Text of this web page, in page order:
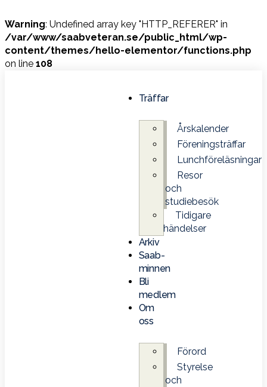
Warning: Undefined array key "HTTP_REFERER" in
/var/www/saabveteran.se/public_html/wp-
content/themes/hello-elementor/functions.php
on line 108
Träffar
Årskalender
Föreningsträffar
Lunchföreläsningar
Resor
och
studiebesök
Tidigare
händelser
Arkiv
Saab-
minnen
Bli
medlem
Om
oss
Förord
Styrelse
och